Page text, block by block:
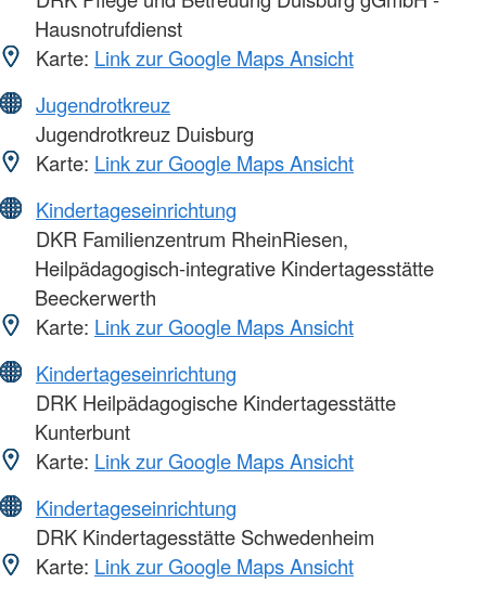
Hausnotrufdienst
Karte: Link zur Google Maps Ansicht
Jugendrotkreuz
Jugendrotkreuz Duisburg
Karte: Link zur Google Maps Ansicht
Kindertageseinrichtung
DKR Familienzentrum RheinRiesen,
Heilpädagogisch-integrative Kindertagesstätte
Beeckerwerth
Karte: Link zur Google Maps Ansicht
Kindertageseinrichtung
DRK Heilpädagogische Kindertagesstätte
Kunterbunt
Karte: Link zur Google Maps Ansicht
Kindertageseinrichtung
DRK Kindertagesstätte Schwedenheim
Karte: Link zur Google Maps Ansicht